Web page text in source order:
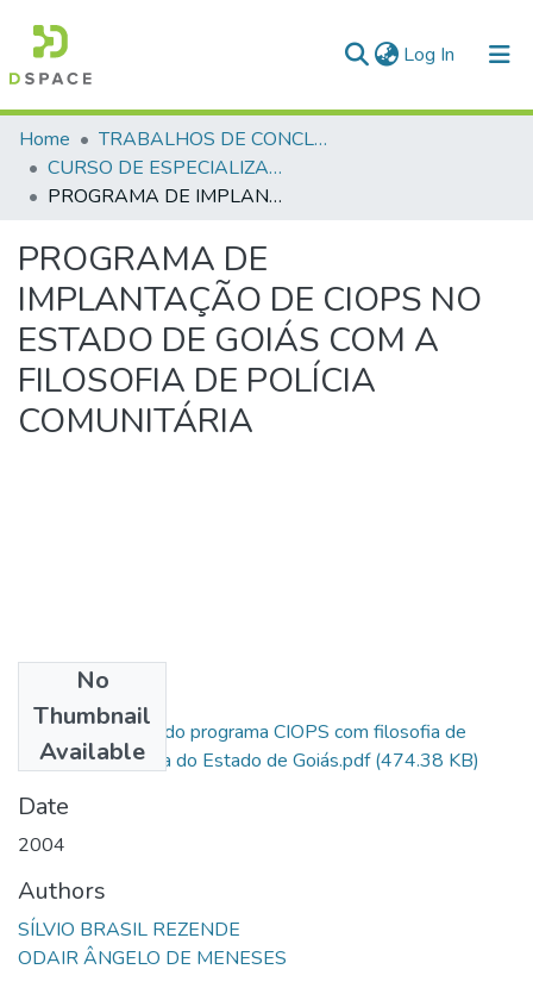
Log In (current)
Communities & Collections
All of DSpace
Home
TRABALHOS DE CONCLUSÃO DE CURSO - CAESP (CURSO DE ESPECIALIZAÇÃO EM ALTOS ESTUDOS EM SEGURANÇA PÚBLICA)
CURSO DE ESPECIALIZAÇÃO EM ALTOS ESTUDOS EM SEGURANÇA PÚBLICA - CAESP - 2004
PROGRAMA DE IMPLANTAÇÃO DE CIOPS NO ESTADO DE GOIÁS COM A FILOSOFIA DE POLÍCIA COMUNITÁRIA
PROGRAMA DE
IMPLANTAÇÃO DE CIOPS NO
ESTADO DE GOIÁS COM A
FILOSOFIA DE POLÍCIA
COMUNITÁRIA
No
Thumbnail
Available
20 - Implantação do programa CIOPS com filosofia de
Polícia Comunitária do Estado de Goiás.pdf(474.38 KB)
Date
2004
Authors
SÍLVIO BRASIL REZENDE
ODAIR ÂNGELO DE MENESES